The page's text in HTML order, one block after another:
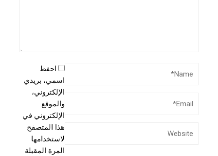
احفظ
اسمي، بريدي
الإلكتروني،
والموقع
الإلكتروني في
هذا المتصفح
لاستخدامها
المرة المقبلة